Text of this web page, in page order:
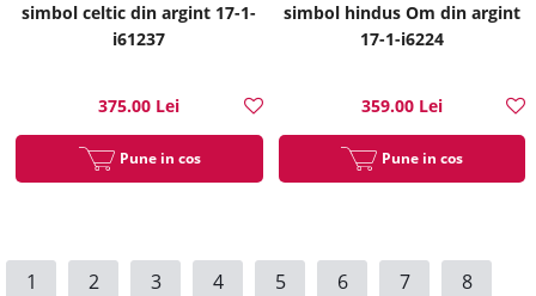
simbol celtic din argint 17-1-
i61237
375.00 Lei
Pune in cos
simbol hindus Om din argint
17-1-i6224
359.00 Lei
Pune in cos
1 2 3 4 5 6 7 8